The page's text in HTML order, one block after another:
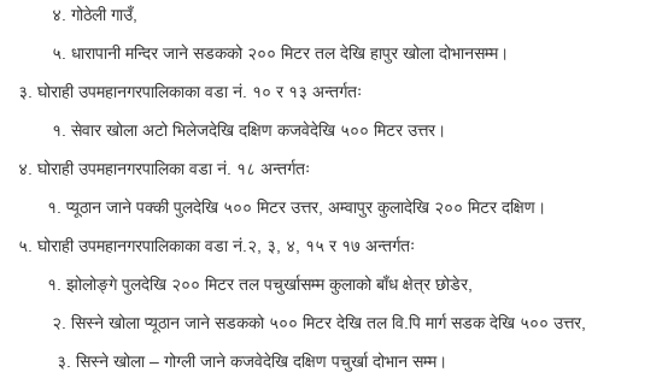
४. गोठेली गाउँ,
५. धारापानी मन्दिर जाने सडकको २०० मिटर तल देखि हापुर खोला दोभानसम्म।
३. घोराही उपमहानगरपालिकाका वडा नं. १० र १३ अन्तर्गतः
१. सेवार खोला अटो भिलेजदेखि दक्षिण कजवेदेखि ५०० मिटर उत्तर।
४. घोराही उपमहानगरपालिका वडा नं. १८ अन्तर्गतः
१. प्यूठान जाने पक्की पुलदेखि ५०० मिटर उत्तर, अम्वापुर कुलादेखि २०० मिटर दक्षिण।
५. घोराही उपमहानगरपालिकाका वडा नं.२, ३, ४, १५ र १७ अन्तर्गतः
१. झोलोङ्गे पुलदेखि २०० मिटर तल पचुर्खासम्म कुलाको बाँध क्षेत्र छोडेर,
२. सिस्ने खोला प्यूठान जाने सडकको ५०० मिटर देखि तल वि.पि मार्ग सडक देखि ५०० उत्तर,
३. सिस्ने खोला – गोग्ली जाने कजवेदेखि दक्षिण पचुर्खा दोभान सम्म।